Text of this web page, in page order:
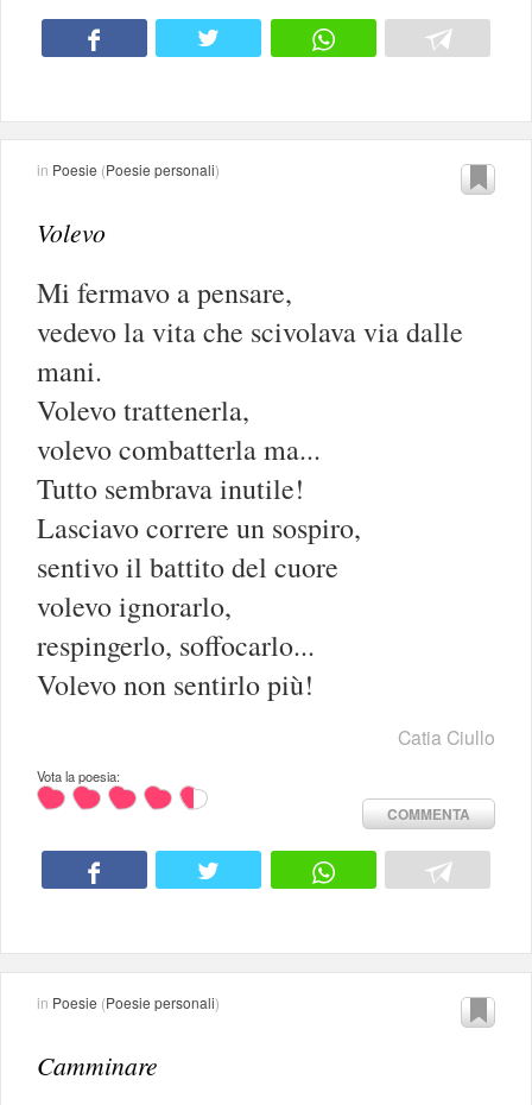
in Poesie (Poesie personali)
Volevo
Mi fermavo a pensare,
vedevo la vita che scivolava via dalle
mani.
Volevo trattenerla,
volevo combatterla ma...
Tutto sembrava inutile!
Lasciavo correre un sospiro,
sentivo il battito del cuore
volevo ignorarlo,
respingerlo, soffocarlo...
Volevo non sentirlo più!
Catia Ciullo
Vota la poesia:
COMMENTA
in Poesie (Poesie personali)
Camminare